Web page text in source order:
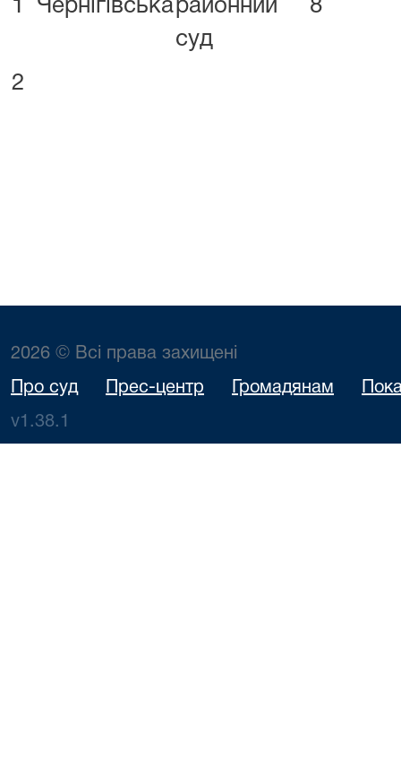
1 Чернігівськарайонний
суд
8
2
2026 © Всі права захищені
Про суд Прес-центр Громадянам
v1.38.1